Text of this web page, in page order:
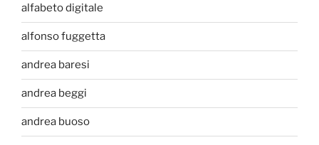
alfabeto digitale
alfonso fuggetta
andrea baresi
andrea beggi
andrea buoso